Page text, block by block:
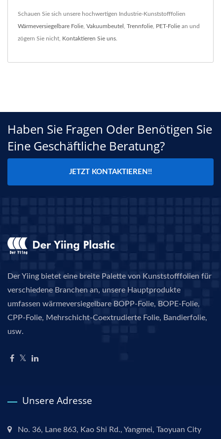
Schauen Sie sich unsere hochwertigen Industrie-Kunststofffolien
Wärmeversiegelbare Folie Vakuumbeutel Trennfolie PET-Folie an und
zögern Sie nicht, Kontaktieren Sie uns
Haben Sie Fragen Oder Benötigen Sie
Eine Geschäftliche Beratung?
JETZT KONTAKTIEREN!!
Der Yiing bietet eine breite Palette von Kunststofffolien für
verschiedene Branchen an, unsere Hauptprodukte
umfassen wärmeversiegelbare BOPP-Folie, BOPE-Folie,
CPP-Folie, Mehrschicht-Coextrudierte Folie, Bandierfolie,
usw.
Unsere Adresse
No. 36, Lane 863, Kao Shi Rd., Yangmei, Taoyuan City